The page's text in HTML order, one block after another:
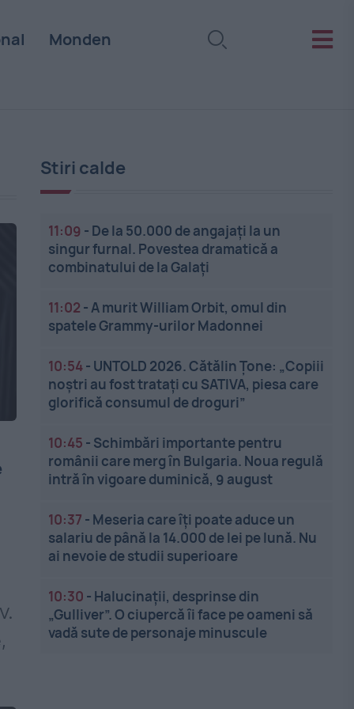
Monden
Stiri calde
11:09 - De la 50.000 de angajați la un
singur furnal. Povestea dramatică a
combinatului de la Galați
11:02 -A murit William Orbit, omul din
spatele Grammy-urilor Madonnei
10:54- UNTOLD 2026. Cătălin Țone: „Copiii
noștri au fost tratați cu SATIVA, piesa care
glorifică consumul de droguri”
10:45 - Schimbări importante pentru
românii care merg în Bulgaria. Noua regulă
intră în vigoare duminică, 9 august
10:37 - Meseria care îți poate aduce un
salariu de până la 14.000 de lei pe lună. Nu
ai nevoie de studii superioare
10:30 - Halucinații, desprinse din
„Gulliver”. O ciupercă îi face pe oameni să
vadă sute de personaje minuscule